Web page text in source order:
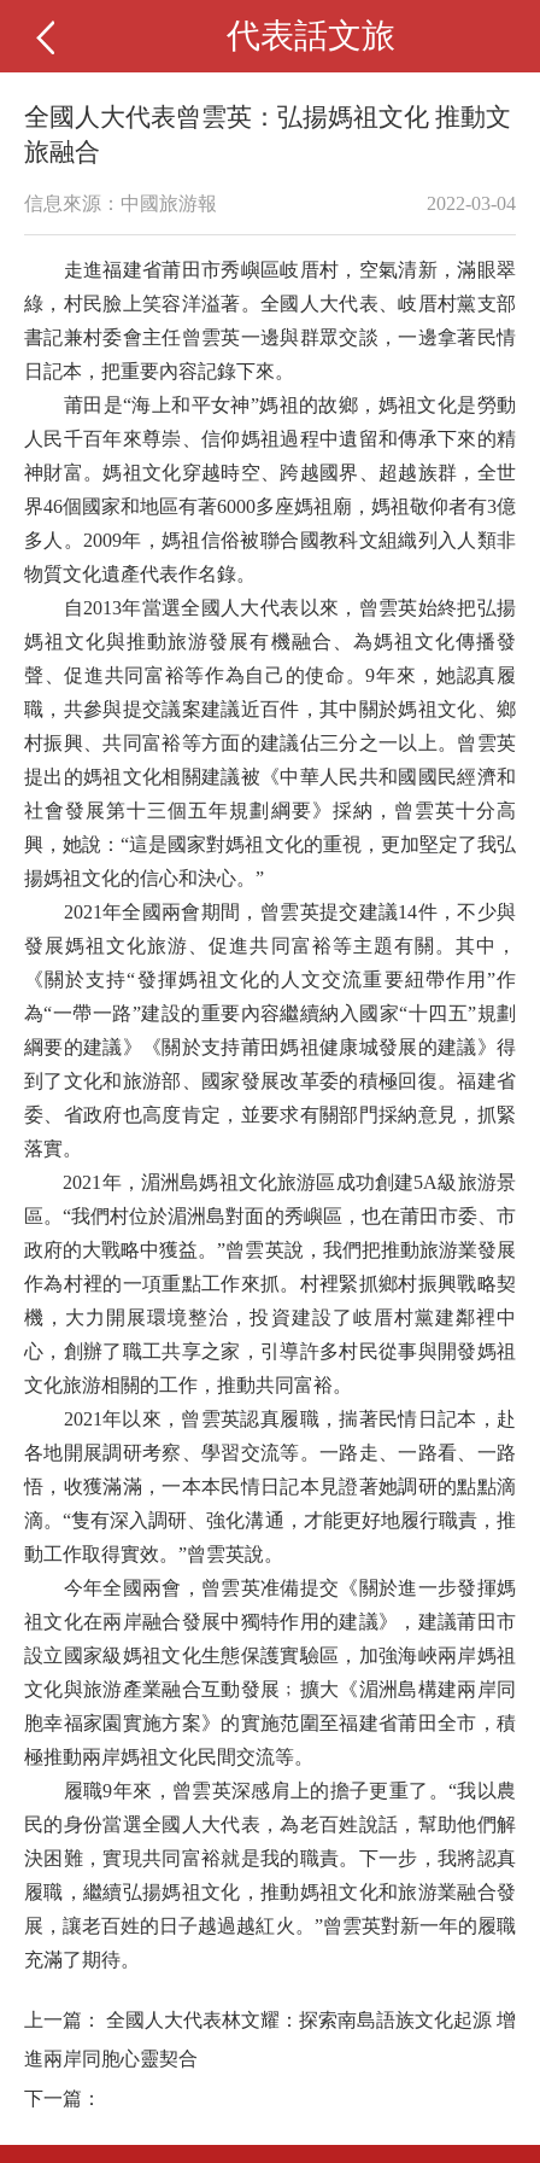
代表話文旅
全國人大代表曾雲英：弘揚媽祖文化 推動文
旅融合
信息來源：中國旅游報 2022-03-04
走進福建省莆田市秀嶼區岐厝村，空氣清新，滿眼翠
綠，村民臉上笑容洋溢著。全國人大代表、岐厝村黨支部
書記兼村委會主任曾雲英一邊與群眾交談，一邊拿著民情
日記本，把重要內容記錄下來。
莆田是“海上和平女神”媽祖的故鄉，媽祖文化是勞動
人民千百年來尊崇、信仰媽祖過程中遺留和傳承下來的精
神財富。媽祖文化穿越時空、跨越國界、超越族群，全世
界46個國家和地區有著6000多座媽祖廟，媽祖敬仰者有3億
多人。2009年，媽祖信俗被聯合國教科文組織列入人類非
物質文化遺產代表作名錄。
自2013年當選全國人大代表以來，曾雲英始終把弘揚
媽祖文化與推動旅游發展有機融合、為媽祖文化傳播發
聲、促進共同富裕等作為自己的使命。9年來，她認真履
職，共參與提交議案建議近百件，其中關於媽祖文化、鄉
村振興、共同富裕等方面的建議佔三分之一以上。曾雲英
提出的媽祖文化相關建議被《中華人民共和國國民經濟和
社會發展第十三個五年規劃綱要》採納，曾雲英十分高
興，她說：“這是國家對媽祖文化的重視，更加堅定了我弘
揚媽祖文化的信心和決心。”
2021年全國兩會期間，曾雲英提交建議14件，不少與
發展媽祖文化旅游、促進共同富裕等主題有關。其中，
《關於支持“發揮媽祖文化的人文交流重要紐帶作用”作
為“一帶一路”建設的重要內容繼續納入國家“十四五”規劃
綱要的建議》《關於支持莆田媽祖健康城發展的建議》得
到了文化和旅游部、國家發展改革委的積極回復。福建省
委、省政府也高度肯定，並要求有關部門採納意見，抓緊
落實。
2021年，湄洲島媽祖文化旅游區成功創建5A級旅游景
區。“我們村位於湄洲島對面的秀嶼區，也在莆田市委、市
政府的大戰略中獲益。”曾雲英說，我們把推動旅游業發展
作為村裡的一項重點工作來抓。村裡緊抓鄉村振興戰略契
機，大力開展環境整治，投資建設了岐厝村黨建鄰裡中
心，創辦了職工共享之家，引導許多村民從事與開發媽祖
文化旅游相關的工作，推動共同富裕。
2021年以來，曾雲英認真履職，揣著民情日記本，赴
各地開展調研考察、學習交流等。一路走、一路看、一路
悟，收獲滿滿，一本本民情日記本見證著她調研的點點滴
滴。“隻有深入調研、強化溝通，才能更好地履行職責，推
動工作取得實效。”曾雲英說。
今年全國兩會，曾雲英准備提交《關於進一步發揮媽
祖文化在兩岸融合發展中獨特作用的建議》，建議莆田市
設立國家級媽祖文化生態保護實驗區，加強海峽兩岸媽祖
文化與旅游產業融合互動發展﹔擴大《湄洲島構建兩岸同
胞幸福家園實施方案》的實施范圍至福建省莆田全市，積
極推動兩岸媽祖文化民間交流等。
履職9年來，曾雲英深感肩上的擔子更重了。“我以農
民的身份當選全國人大代表，為老百姓說話，幫助他們解
決困難，實現共同富裕就是我的職責。下一步，我將認真
履職，繼續弘揚媽祖文化，推動媽祖文化和旅游業融合發
展，讓老百姓的日子越過越紅火。”曾雲英對新一年的履職
充滿了期待。
上一篇： 全國人大代表林文耀：探索南島語族文化起源 增
進兩岸同胞心靈契合
下一篇：